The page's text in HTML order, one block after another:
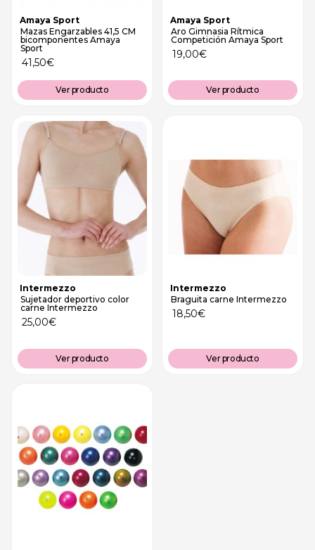
Amaya Sport
Mazas Engarzables 41,5 CM
bicomponentes Amaya
Sport
41,50€
Ver producto
Amaya Sport
Aro Gimnasia Rítmica
Competición Amaya Sport
19,00€
Ver producto
Intermezzo
Sujetador deportivo color
carne Intermezzo
25,00€
Ver producto
Intermezzo
Braguita carne Intermezzo
18,50€
Ver producto